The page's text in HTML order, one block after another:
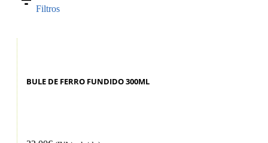
Filtros
BULE DE FERRO FUNDIDO 300ML